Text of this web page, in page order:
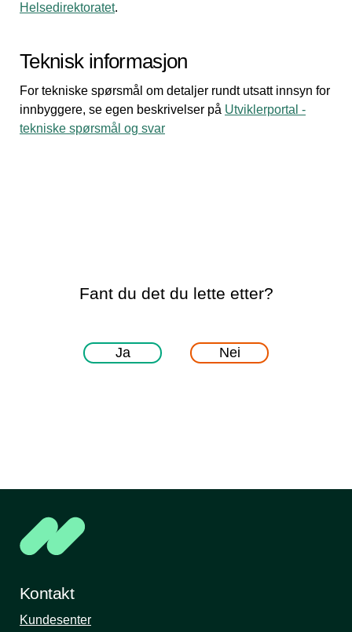
Helsedirektoratet.
Teknisk informasjon
For tekniske spørsmål om detaljer rundt utsatt innsyn for
innbyggere, se egen beskrivelser på Utviklerportal -
tekniske spørsmål og svar
Fant du det du lette etter?
Ja Nei
Kontakt
Kundesenter